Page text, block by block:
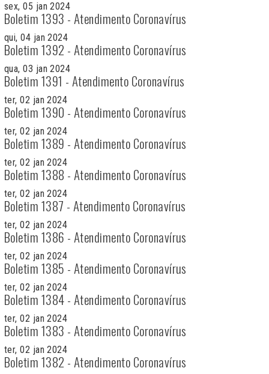
sex, 05 jan 2024
Boletim 1393 - Atendimento Coronavírus
qui, 04 jan 2024
Boletim 1392 - Atendimento Coronavírus
qua, 03 jan 2024
Boletim 1391 - Atendimento Coronavírus
ter, 02 jan 2024
Boletim 1390 - Atendimento Coronavírus
ter, 02 jan 2024
Boletim 1389 - Atendimento Coronavírus
ter, 02 jan 2024
Boletim 1388 - Atendimento Coronavírus
ter, 02 jan 2024
Boletim 1387 - Atendimento Coronavírus
ter, 02 jan 2024
Boletim 1386 - Atendimento Coronavírus
ter, 02 jan 2024
Boletim 1385 - Atendimento Coronavírus
ter, 02 jan 2024
Boletim 1384 - Atendimento Coronavírus
ter, 02 jan 2024
Boletim 1383 - Atendimento Coronavírus
ter, 02 jan 2024
Boletim 1382 - Atendimento Coronavírus